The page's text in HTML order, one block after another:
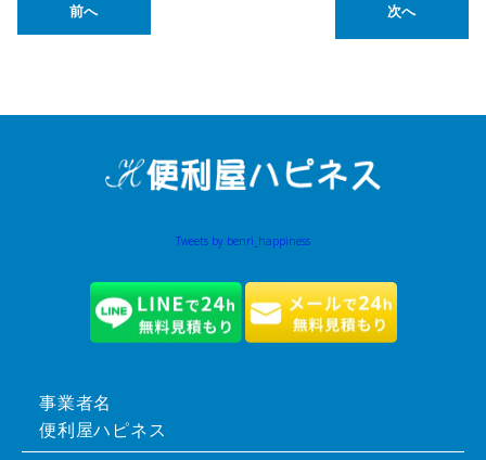
前へ 次へ
Tweets by benri_happiness
事業者名
便利屋ハピネス